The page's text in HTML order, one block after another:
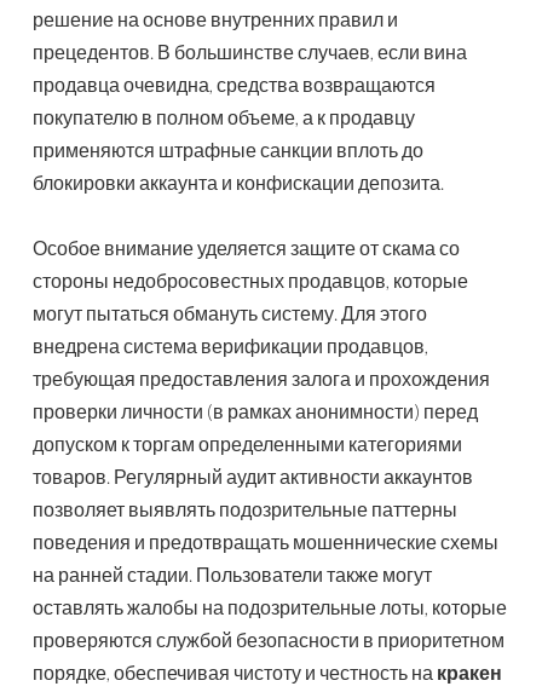
решение на основе внутренних правил и
прецедентов. В большинстве случаев, если вина
продавца очевидна, средства возвращаются
покупателю в полном объеме, а к продавцу
применяются штрафные санкции вплоть до
блокировки аккаунта и конфискации депозита.
Особое внимание уделяется защите от скама со
стороны недобросовестных продавцов, которые
могут пытаться обмануть систему. Для этого
внедрена система верификации продавцов,
требующая предоставления залога и прохождения
проверки личности (в рамках анонимности) перед
допуском к торгам определенными категориями
товаров. Регулярный аудит активности аккаунтов
позволяет выявлять подозрительные паттерны
поведения и предотвращать мошеннические схемы
на ранней стадии. Пользователи также могут
оставлять жалобы на подозрительные лоты, которые
проверяются службой безопасности в приоритетном
порядке, обеспечивая чистоту и честность на кракен